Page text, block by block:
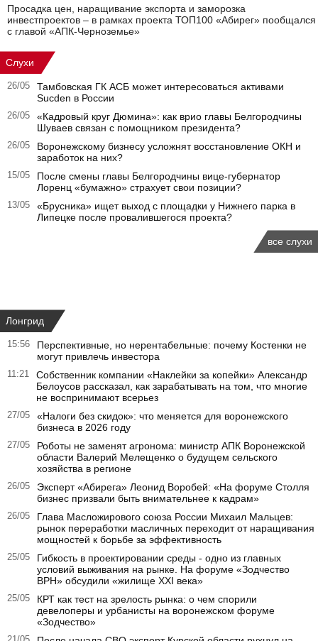
Просадка цен, наращивание экспорта и заморозка
инвестпроектов – в рамках проекта ТОП100 «Абирег» пообщался
с главой «АПК-Черноземье»
Слухи
26/05
Тамбовская ГК АСБ может интересоваться активами
Sucden в России
26/05
«Кадровый круг Дюмина»: как врио главы Белгородчины
Шуваев связан с помощником президента?
26/05
Воронежскому бизнесу усложнят восстановление ОКН и
заработок на них?
15/05
После смены главы Белгородчины вице-губернатор
Лоренц «бумажно» страхует свои позиции?
13/05
«Брусника» ищет выход с площадки у Нижнего парка в
Липецке после провалившегося проекта?
все слухи
Лонгрид
15:56
Перспективные, но нерентабельные: почему Костенки не
могут привлечь инвестора
11:21
Собственник компании «Наклейки за копейки» Александр
Белоусов рассказал, как зарабатывать на том, что многие
не воспринимают всерьез
27/05
«Налоги без скидок»: что меняется для воронежского
бизнеса в 2026 году
27/05
Роботы не заменят агронома: министр АПК Воронежской
области Валерий Мелещенко о будущем сельского
хозяйства в регионе
26/05
Эксперт «Абирега» Леонид Воробей: «На форуме Столля
бизнес призвали быть внимательнее к кадрам»
26/05
Глава Масложирового союза России Михаил Мальцев:
рынок переработки масличных переходит от наращивания
мощностей к борьбе за эффективность
25/05
Гибкость в проектировании среды - одно из главных
условий выживания на рынке. На форуме «Зодчество
ВРН» обсудили «жилище XXI века»
25/05
КРТ как тест на зрелость рынка: о чем спорили
девелоперы и урбанисты на воронежском форуме
«Зодчество»